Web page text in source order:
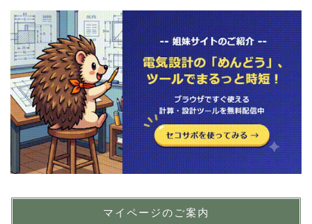
マイページのご案内